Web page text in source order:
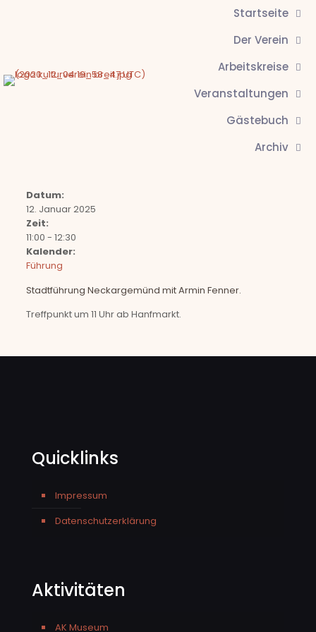
Startseite
Der Verein
Arbeitskreise
Veranstaltungen
Gästebuch
Archiv
Datum:
12. Januar 2025
Zeit:
11:00 - 12:30
Kalender:
Führung
Stadtführung Neckargemünd mit Armin Fenner.
Treffpunkt um 11 Uhr ab Hanfmarkt.
Quicklinks
Impressum
Datenschutzerklärung
Aktivitäten
AK Museum